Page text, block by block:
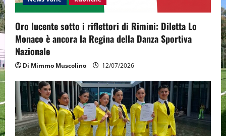
i
o
n
Oro lucente sotto i riflettori di Rimini: Diletta Lo
Monaco è ancora la Regina della Danza Sportiva
Nazionale
Di Mimmo Muscolino 12/07/2026